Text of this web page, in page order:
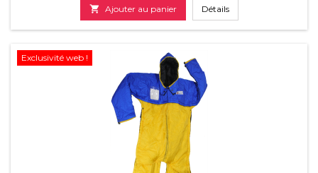
 Ajouter au panier Détails
Exclusivité web !